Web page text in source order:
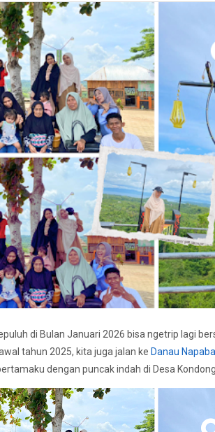
di Bulan Januari 2026 bisa ngetrip lagi
tahun 2025, kita juga jalan ke Danau
dengan puncak indah di Desa